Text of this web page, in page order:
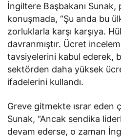
İngiltere Başbakanı Sunak,
konuşmada, “Şu anda bu
zorluklarla karşı karşıya.
davranmıştır. Ücret
tavsiyelerini kabul ederek,
sektörden daha yüksek
ifadelerini kullandı.
Greve gitmekte ısrar eden
Sunak, “Ancak sendika
devam ederse, o zaman